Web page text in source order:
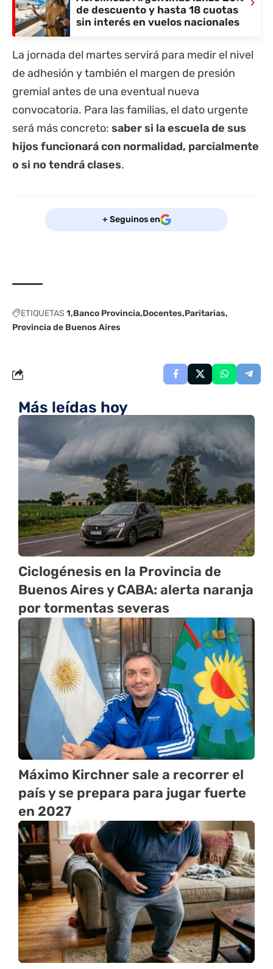
de descuento y hasta 18 cuotas
sin interés en vuelos nacionales
La jornada del martes servirá para medir el nivel
de adhesión y también el margen de presión
gremial antes de una eventual nueva
convocatoria. Para las familias, el dato urgente
será más concreto: saber si la escuela de sus
hijos funcionará con normalidad, parcialmente
o si no tendrá clases.
+ Seguinos en
ETIQUETAS 1 Banco Provincia Docentes Paritarias
Provincia de Buenos Aires
Más leídas hoy
Ciclogénesis en la Provincia de
Buenos Aires y CABA: alerta naranja
por tormentas severas
Máximo Kirchner sale a recorrer el
país y se prepara para jugar fuerte
en 2027